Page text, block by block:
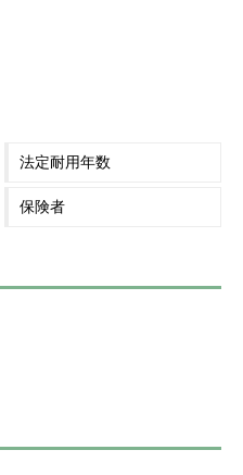
法定耐用年数
保険者